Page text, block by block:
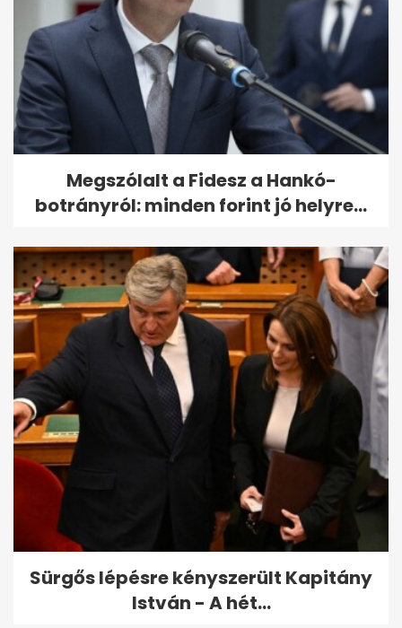
Megszólalt a Fidesz a Hankó-
botrányról: minden forint jó helyre...
Sürgős lépésre kényszerült Kapitány
István - A hét...